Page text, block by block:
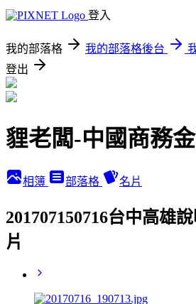
登入
我的部落格 我的部落格後台
登出
貍老闆-中國商務
相簿 部落格 名片
201707150716台中高雄
片